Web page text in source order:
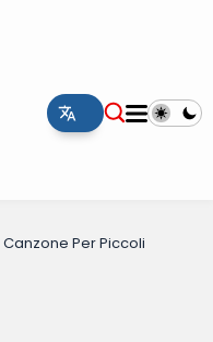
Per Piccoli